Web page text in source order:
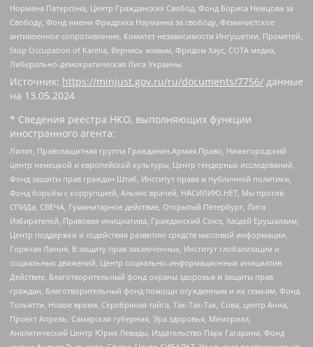
Нормана Патерсона, Центр Гражданских Свобод, Фонд Бориса Немцова за
Свободу, Фонд имени Фридриха Науманна за свободу, Феминистское
антивоенное сопротивление, Комитет независимости Ингушетии, Прометей,
Stop Occupation of Karelia, Вернись живым, Фридом Хаус, СОТА медиа,
Либерально-демократическая Лига Украины
Источник: https://minjust.gov.ru/ru/documents/7756/ данные
на 13.05.2024
* Сведения реестра НКО, выполняющих функции
иностранного агента:
Лилит, Правозащитная группа Гражданин.Армия.Право, Нижегородский
центр немецкой и европейской культуры, Центр гендерных исследований,
Фонд защиты прав граждан Штаб, Институт права и публичной политики,
Фонд борьбы с коррупцией, Альянс врачей, НАСИЛИЮ.НЕТ, Мы против
СПИДа, СВЕЧА, Гуманитарное действие, Открытый Петербург, Лига
Избирателей, Правовая инициатива, Гражданский Союз, Хасдей Ерушалаим,
Центр поддержки и содействия развитию средств массовой информации,
Горячая Линия, В защиту прав заключенных, Институт глобализации и
социальных движений, Центр социально-информационных инициатив
Действие, Благотворительный фонд охраны здоровья и защиты прав
граждан, Благотворительный фонд помощи осужденным и их семьям, Фонд
Тольятти, Новое время, Серебряная тайга, Так-Так-Так, Сова, центр Анна,
Проект Апрель, Самарская губерния, Эра здоровья, Мемориал,
Аналитический Центр Юрия Левады, Издательство Парк Гагарина, Фонд